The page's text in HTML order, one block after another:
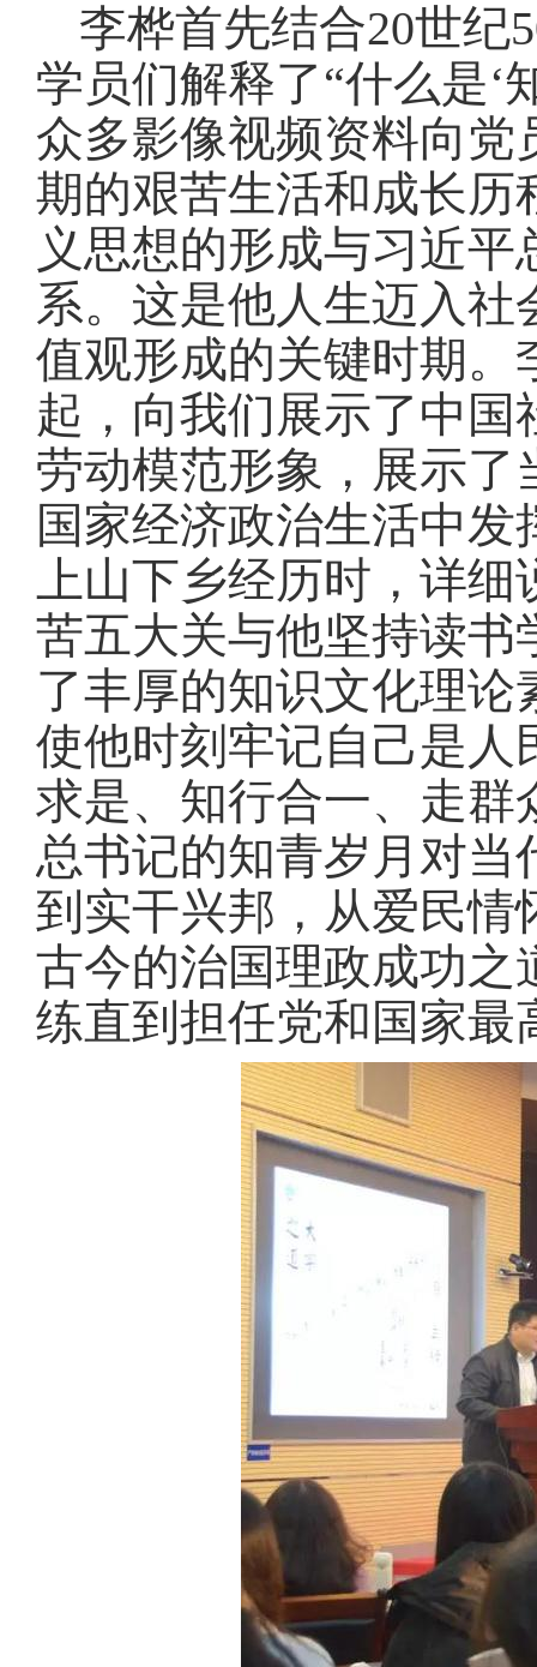
李桦首先结合20世纪
学员们解释了“什么是‘
众多影像视频资料向
期的艰苦生活和成长历
义思想的形成与习近
系。这是他人生迈入
值观形成的关键时期。
起，向我们展示了中
劳动模范形象，展示
国家经济政治生活中
上山下乡经历时，详细
苦五大关与他坚持读书
了丰厚的知识文化理
使他时刻牢记自己是人
求是、知行合一、走群
总书记的知青岁月对
到实干兴邦，从爱民
古今的治国理政成功之
练直到担任党和国家最